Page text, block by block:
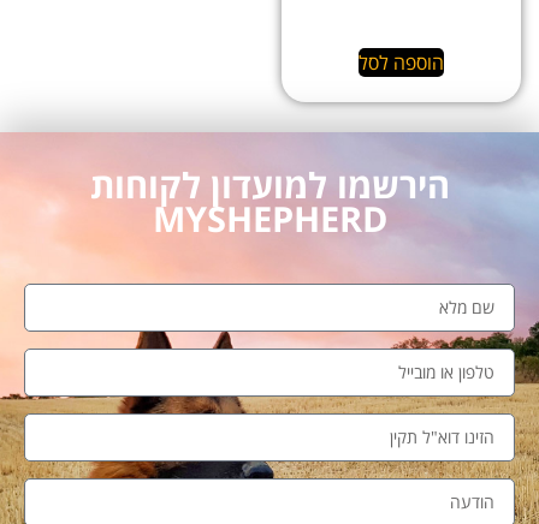
הוספה לסל
הירשמו למועדון לקוחות
MYSHEPHERD